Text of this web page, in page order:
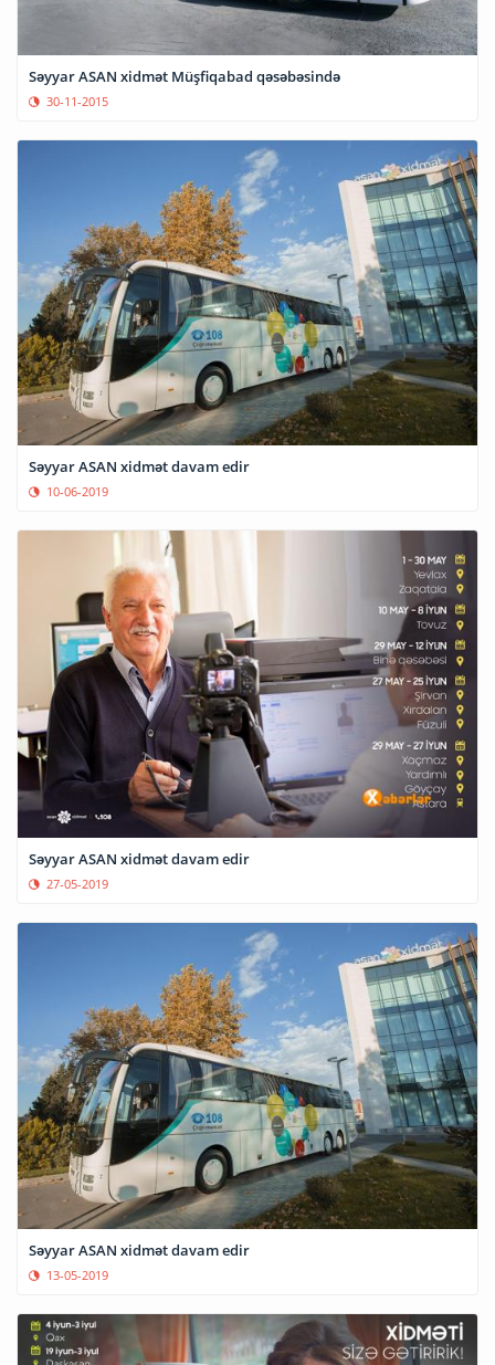
Səyyar ASAN xidmət Müşfiqabad qəsəbəsində
30-11-2015
Səyyar ASAN xidmət davam edir
10-06-2019
Səyyar ASAN xidmət davam edir
27-05-2019
Səyyar ASAN xidmət davam edir
13-05-2019